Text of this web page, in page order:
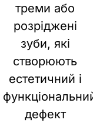
треми або
розріджені
зуби, які
створюють
естетичний і
дефект